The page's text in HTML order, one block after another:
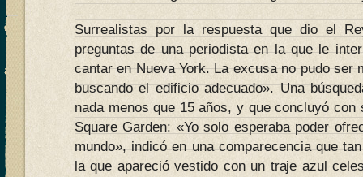
Surrealistas por la respuesta que dio el
preguntas de una periodista en la que le
cantar en Nueva York. La excusa no pudo ser
buscando el edificio adecuado». Una
nada menos que 15 años, y que concluyó
Square Garden: «Yo solo esperaba poder
mundo», indicó en una comparecencia que
la que apareció vestido con un traje azul